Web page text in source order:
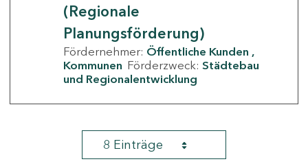
(Regionale
Planungsförderung)
Fördernehmer: Öffentliche Kunden
Kommunen Förderzweck: Städtebau
und Regionalentwicklung
8 Einträge